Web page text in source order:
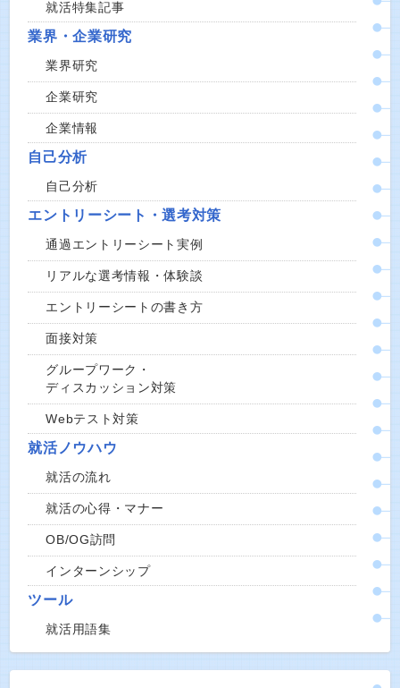
就活特集記事
業界・企業研究
業界研究
企業研究
企業情報
自己分析
自己分析
エントリーシート・選考対策
通過エントリーシート実例
リアルな選考情報・体験談
エントリーシートの書き方
面接対策
グループワーク・
ディスカッション対策
Webテスト対策
就活ノウハウ
就活の流れ
就活の心得・マナー
OB/OG訪問
インターンシップ
ツール
就活用語集